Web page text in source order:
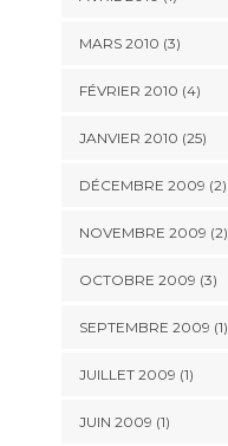
MARS 2010 (3)
FÉVRIER 2010 (4)
JANVIER 2010 (25)
DÉCEMBRE 2009 (2)
NOVEMBRE 2009 (2)
OCTOBRE 2009 (3)
SEPTEMBRE 2009 (1)
JUILLET 2009 (1)
JUIN 2009 (1)